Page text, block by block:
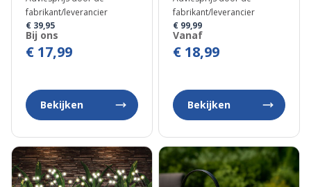
fabrikant/leverancier
€ 39,95
Bij ons
€ 17,99
Bekijken
fabrikant/leverancier
€ 99,99
Vanaf
€ 18,99
Bekijken